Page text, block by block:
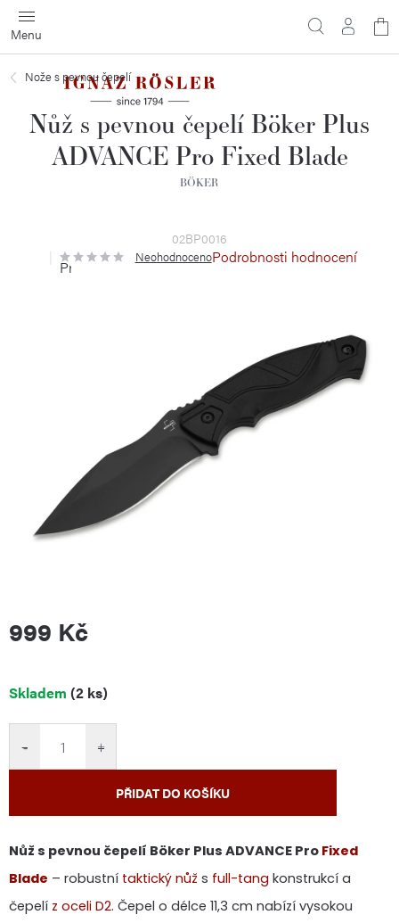
Přejít
na
obsah
Nože s pevnou čepelí
Nůž s pevnou čepelí Böker Plus
ADVANCE Pro Fixed Blade
BÖKER
02BP0016
Průměrné
hodnocení
NeohodnocenoPodrobnosti hodnocení
999 Kč
Měrná
Skladem (2 ks)
+
−
PŘIDAT DO KOŠÍKU
Nůž s pevnou čepelí Böker Plus ADVANCE Pro Fixed
Blade – robustní taktický nůž s full-tang konstrukcí a
čepelí z oceli D2. Čepel o délce 11,3 cm nabízí vysokou